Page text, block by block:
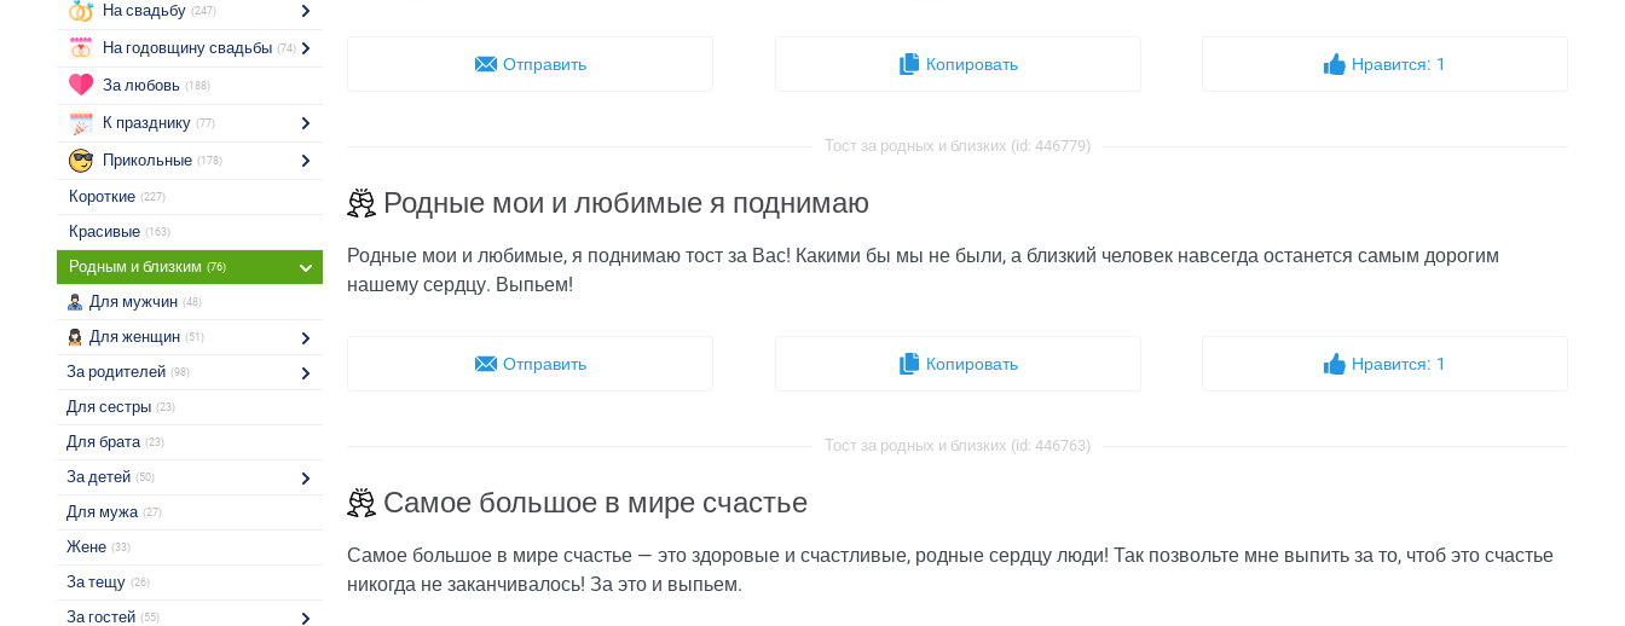
На свадьбу (247)
На годовщину свадьбы (74)
За любовь (188)
К празднику (77)
Прикольные (178)
Короткие (227)
Красивые (163)
Родным и близким (76)
Для мужчин (48)
Для женщин (51)
За родителей (98)
Для сестры (23)
Для брата (23)
За детей (50)
Для мужа (27)
Жене (33)
За тещу (26)
За гостей (55)
Отправить Копировать Нравится: 1
Тост за родных и близких (id: 446779)
Родные мои и любимые я поднимаю
Родные мои и любимые, я поднимаю тост за Вас! Какими бы мы не были, а близкий человек навсегда останется самым дорогим
нашему сердцу. Выпьем!
Отправить Копировать Нравится: 1
Тост за родных и близких (id: 446763)
Самое большое в мире счастье
Самое большое в мире счастье — это здоровые и счастливые, родные сердцу люди! Так позвольте мне выпить за то, чтоб это счастье
никогда не заканчивалось! За это и выпьем.